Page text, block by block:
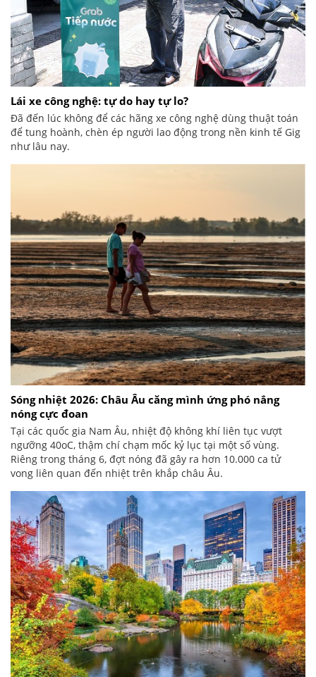
Lái xe công nghệ: tự do hay tự lo?
Đã đến lúc không để các hãng xe công nghệ dùng thuật toán
để tung hoành, chèn ép người lao động trong nền kinh tế Gig
như lâu nay.
Sóng nhiệt 2026: Châu Âu căng mình ứng phó nắng
nóng cực đoan
Tại các quốc gia Nam Âu, nhiệt độ không khí liên tục vượt
ngưỡng 40oC, thậm chí chạm mốc kỷ lục tại một số vùng.
Riêng trong tháng 6, đợt nóng đã gây ra hơn 10.000 ca tử
vong liên quan đến nhiệt trên khắp châu Âu.